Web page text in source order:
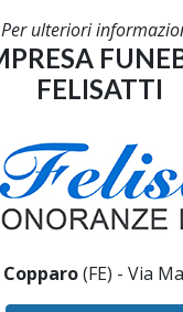
Per ulteriori
FELISATTI
Copparo(FE) - Via